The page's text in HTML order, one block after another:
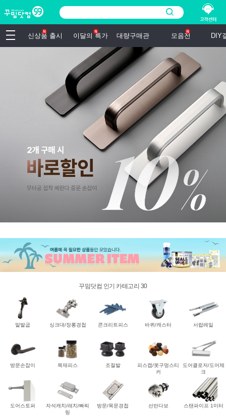
신상품 출시 이달의 특가 대량구매관 모음전 DIY
꾸밈닷컴 인기 카테고리 30
말발굽 싱크대/장롱경첩 콘크리트피스 바퀴/캐스터 서랍레일
방문손잡이 목재피스 조절발
피스캡/못구멍스티
커
도어클로저/도어체
크
도어스토퍼
자석캐치/래치/빠찌
링
방문/목문경첩 선반다보 스탠파이프 1미터